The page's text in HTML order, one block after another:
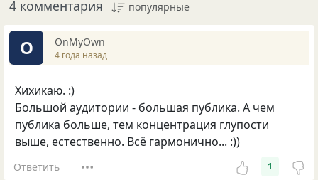
4 комментария популярные
O OnMyOwn
4 года назад
Хихикаю. :)
Большой аудитории - большая публика. А чем
публика больше, тем концентрация глупости
выше, естественно. Всё гармонично... :))
Ответить 1